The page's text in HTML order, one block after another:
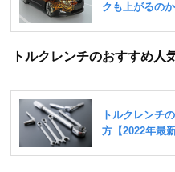
トルクレンチのおすすめ人